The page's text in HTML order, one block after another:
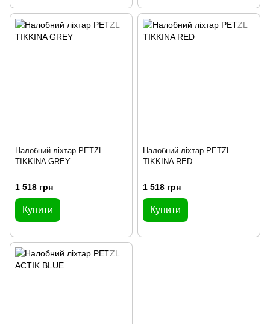
Налобний ліхтар PETZL
TIKKINA GREY
1 518 грн
Купити
Налобний ліхтар PETZL
TIKKINA RED
1 518 грн
Купити